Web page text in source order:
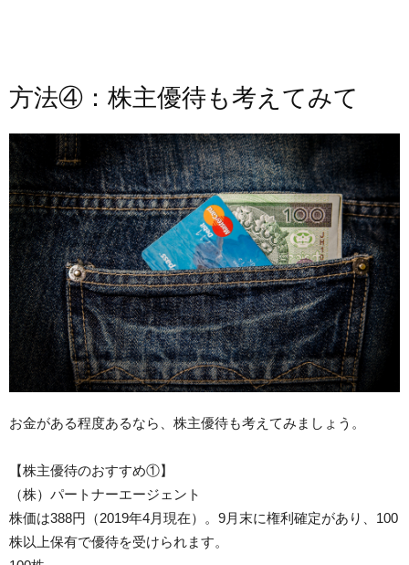
方法④：株主優待も考えてみて
お金がある程度あるなら、株主優待も考えてみましょう。
【株主優待のおすすめ①】
（株）パートナーエージェント
株価は388円（2019年4月現在）。9月末に権利確定があり、100
株以上保有で優待を受けられます。